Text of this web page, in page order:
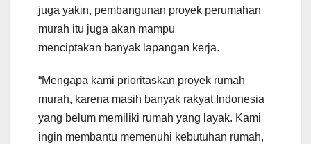
juga yakin, pembangunan proyek perumahan
murah itu juga akan mampu
menciptakan banyak lapangan kerja.
“Mengapa kami prioritaskan proyek rumah
murah, karena masih banyak rakyat Indonesia
yang belum memiliki rumah yang layak. Kami
ingin membantu memenuhi kebutuhan rumah,